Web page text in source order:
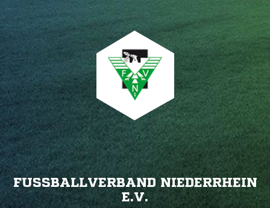
FUSSBALLVERBAND NIEDERRHEIN E
.V.